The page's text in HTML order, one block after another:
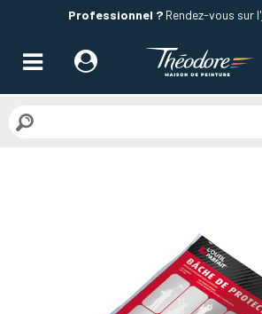
Professionnel ?Rendez-vous sur l'